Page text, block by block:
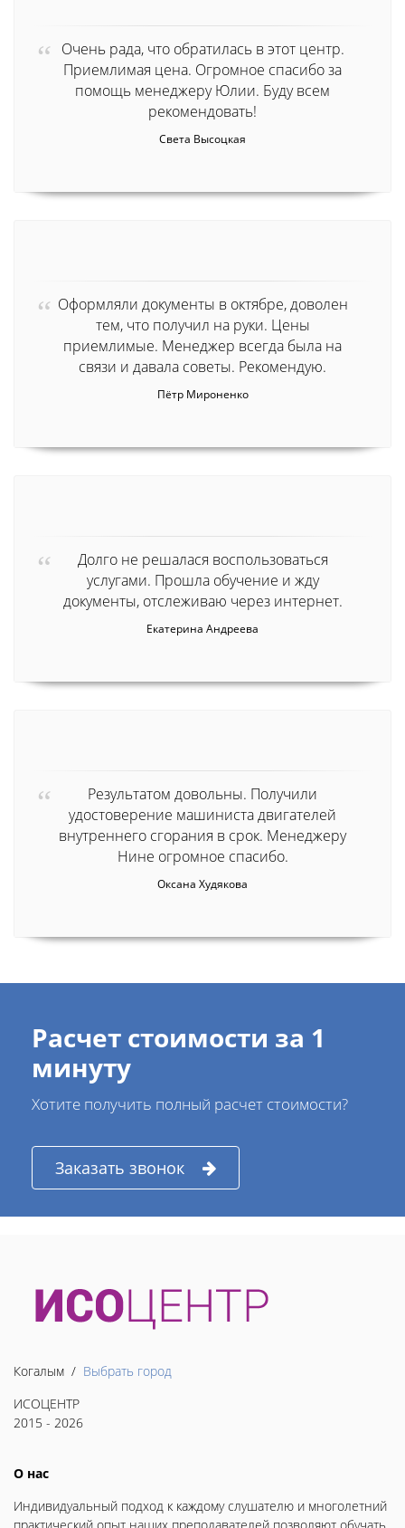
Очень рада, что обратилась в этот центр.
Приемлимая цена. Огромное спасибо за
помощь менеджеру Юлии. Буду всем
рекомендовать!
Света Высоцкая
Оформляли документы в октябре, доволен
тем, что получил на руки. Цены
приемлимые. Менеджер всегда была на
связи и давала советы. Рекомендую.
Пётр Мироненко
Долго не решалася воспользоваться
услугами. Прошла обучение и жду
документы, отслеживаю через интернет.
Екатерина Андреева
Результатом довольны. Получили
удостоверение машиниста двигателей
внутреннего сгорания в срок. Менеджеру
Нине огромное спасибо.
Оксана Худякова
Расчет стоимости за 1
минуту
Хотите получить полный расчет стоимости?
Заказать звонок
Когалым / Выбрать город
ИСОЦЕНТР
2015 - 2026
О нас
Индивидуальный подход к каждому слушателю и многолетний
практический опыт наших преподавателей позволяют обучать